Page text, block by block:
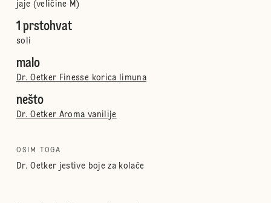
jaje (veličine M)
1 prstohvat
soli
malo
Dr. Oetker Finesse korica limuna
nešto
Dr. Oetker Aroma vanilije
OSIM TOGA
Dr. Oetker jestive boje za kolače